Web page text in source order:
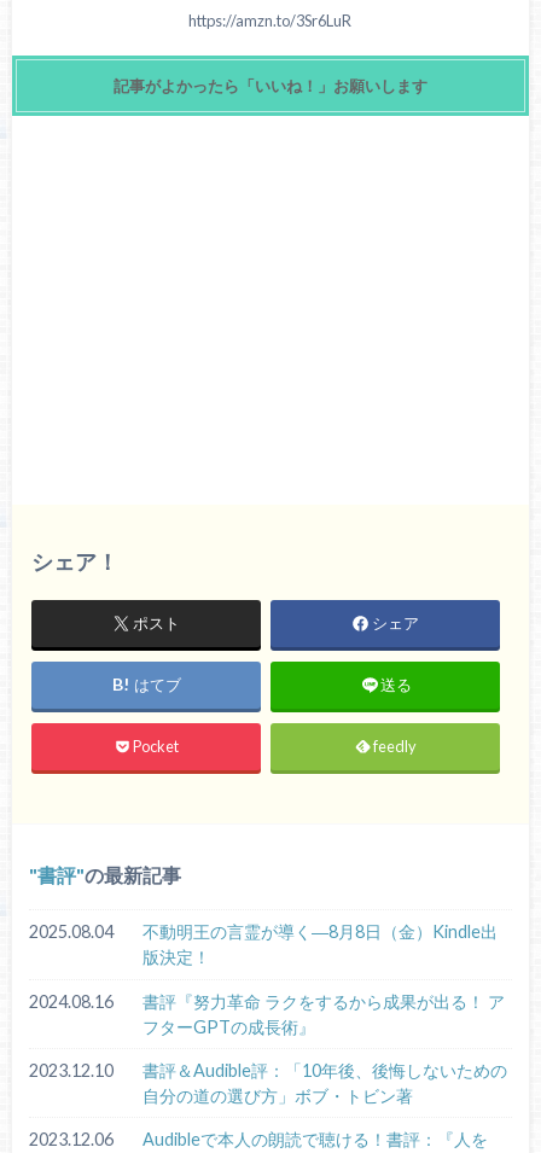
https://amzn.to/3Sr6LuR
記事がよかったら「いいね！」お願いします
シェア！
ポスト シェア
はてブ 送る
Pocket feedly
書評 の最新記事
2025.08.04
不動明王の言霊が導く―8月8日（金）Kindle出
版決定！
2024.08.16
書評『努力革命 ラクをするから成果が出る！ ア
フターGPTの成長術』
2023.12.10
書評＆Audible評：「10年後、後悔しないための
自分の道の選び方」ボブ・トビン著
2023.12.06 Audibleで本人の朗読で聴ける！書評：『人を